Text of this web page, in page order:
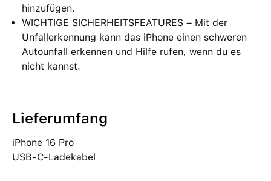
hinzufügen.
WICHTIGE SICHERHEITSFEATURES – Mit der
Unfallerkennung kann das iPhone einen schweren
Autounfall erkennen und Hilfe rufen, wenn du es
nicht kannst.
Lieferumfang
iPhone 16 Pro
USB-C-Ladekabel